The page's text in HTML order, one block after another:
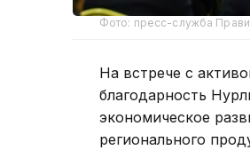
Фото: пресс-служба
На встрече с
благодарность
экономическое
регионального